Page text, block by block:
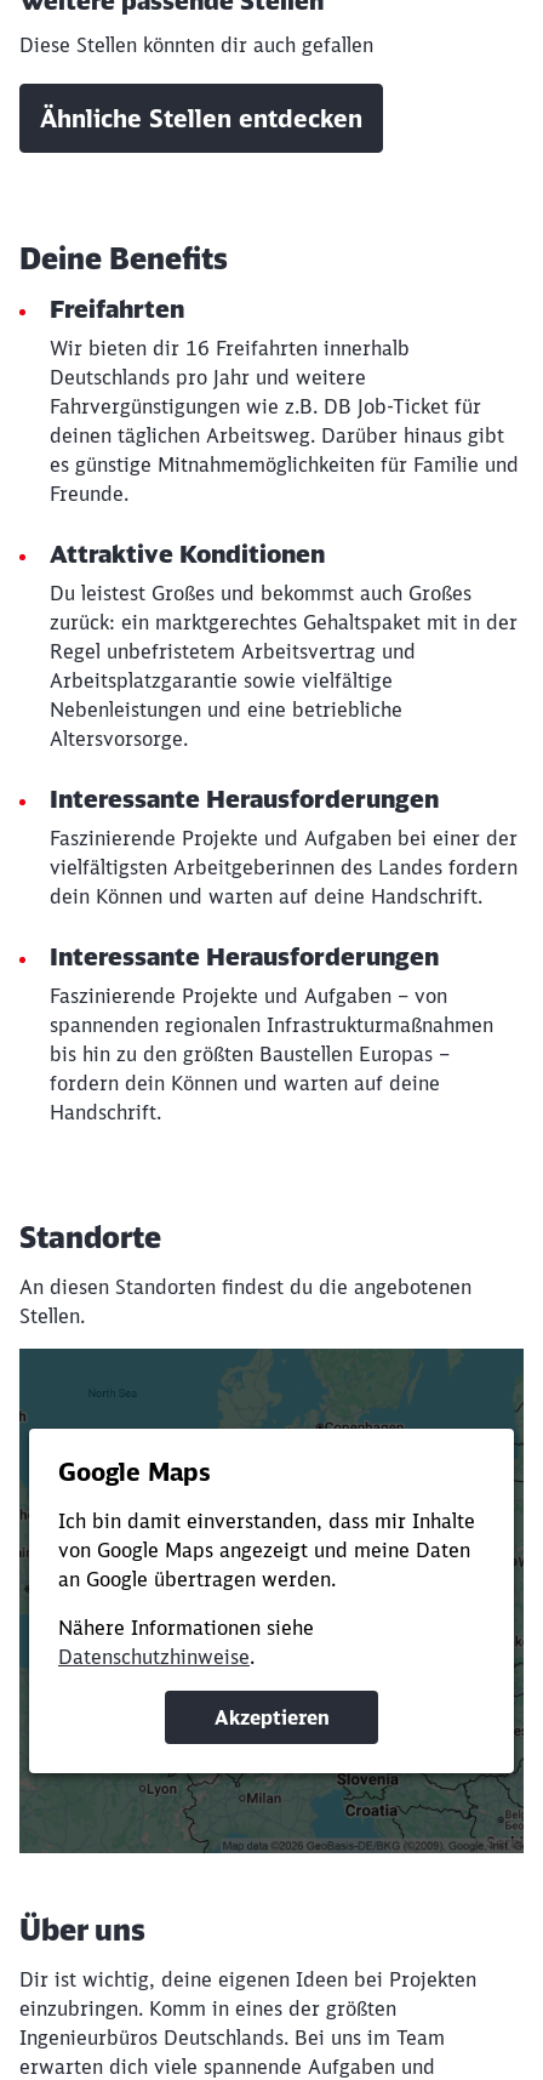
Diese Stellen könnten dir auch gefallen
Ähnliche Stellen entdecken
Deine Benefits
Freifahrten
Wir bieten dir 16 Freifahrten innerhalb
Deutschlands pro Jahr und weitere
Fahrvergünstigungen wie z.B. DB Job-Ticket für
deinen täglichen Arbeitsweg. Darüber hinaus gibt
es günstige Mitnahmemöglichkeiten für Familie und
Freunde.
Attraktive Konditionen
Du leistest Großes und bekommst auch Großes
zurück: ein marktgerechtes Gehaltspaket mit in der
Regel unbefristetem Arbeitsvertrag und
Arbeitsplatzgarantie sowie vielfältige
Nebenleistungen und eine betriebliche
Altersvorsorge.
Interessante Herausforderungen
Faszinierende Projekte und Aufgaben bei einer der
vielfältigsten Arbeitgeberinnen des Landes fordern
dein Können und warten auf deine Handschrift.
Interessante Herausforderungen
Faszinierende Projekte und Aufgaben – von
spannenden regionalen Infrastrukturmaßnahmen
bis hin zu den größten Baustellen Europas –
fordern dein Können und warten auf deine
Handschrift.
Standorte
An diesen Standorten findest du die angebotenen
Stellen.
Verkürze die Ladezeit, indem du Suchbegriffe
oder Filter hinzufügst.
Suchbegriffe eingeben
Filter setzen
Über uns
Dir ist wichtig, deine eigenen Ideen bei Projekten
einzubringen. Komm in eines der größten
Ingenieurbüros Deutschlands. Bei uns im Team
erwarten dich viele spannende Aufgaben und